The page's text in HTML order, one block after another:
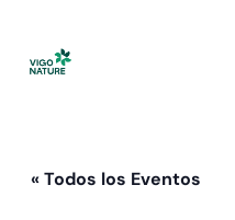
contenido
« Todos los Eventos